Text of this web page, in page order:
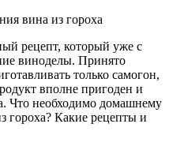
рецепт, который уже с
виноделы. Принято
только самогон,
вполне пригоден и
Что необходимо домашнему
гороха? Какие рецепты и